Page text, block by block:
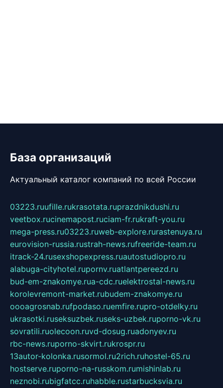
База организаций
Актуальный каталог компаний по всей России
03223.ruufille.rukrasotata.ruprazdnikdushi.ru
veetbox.rucinemapost.ruciam-fr.rukraft-you.ru
mega-press.ru03223.ruweb-explore.rurastenuya.ru
eurovision-russia.rustrah-news.rufreeride-team.ru
itrack-24.rusexshopexpress.ruautostudiopro.ru
alabuga-cityhotel.rupornv.ruatlantpereezd.ru
bud-em-znakomye.rua-cdc.ruelektrostal-news.ru
korolevremont-market.rubudem-znakomye.ru
oooagrosnab.rufpodaso.ruemfire.rupro-otdelky.ru
ukrasotki.ruseksuzbek.ruseks-uzbek.ruporno-vk.ru
sovratili.ruolecoon.ruvd-dosug.ruadonyev.ru
rbc-news.ruporno-skvirt.rukrospr.ru
13autor-kolonka.rusormol.ru2rich.ruhostel-65.ru
hostserve.ruporno-na-russkom.rumishinlab.ru
neznobi.rubigfatcc.ruhabble.rustarbucksvia.ru